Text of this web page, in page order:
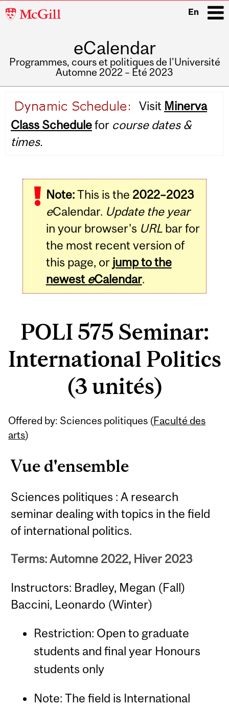
McGill
En
eCalendar
Programmes, cours et politiques de l'Université
Automne 2022 – Été 2023
navigation
Visit Minerva
Class Schedulefor course dates &
times.
Note:This is the 2022–2023
eCalendar. Update the year
in your browser's URLbar for
the most recent version of
this page, or jump to the
newest eCalendar.
POLI 575 Seminar:
International Politics
(3 unités)
Offered by: Sciences politiques (Faculté des
arts)
Vue d'ensemble
Sciences politiques : A research
seminar dealing with topics in the field
of international politics.
Terms: Automne 2022, Hiver 2023
Instructors: Bradley, Megan (Fall)
Baccini, Leonardo (Winter)
Restriction: Open to graduate
students and final year Honours
students only
Note: The field is International
Related
Content